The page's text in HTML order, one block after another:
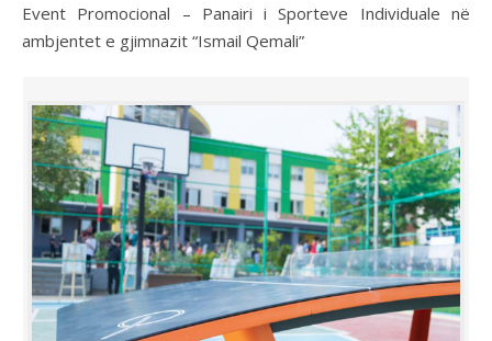
Event Promocional – Panairi i Sporteve Individuale në
ambjentet e gjimnazit “Ismail Qemali”